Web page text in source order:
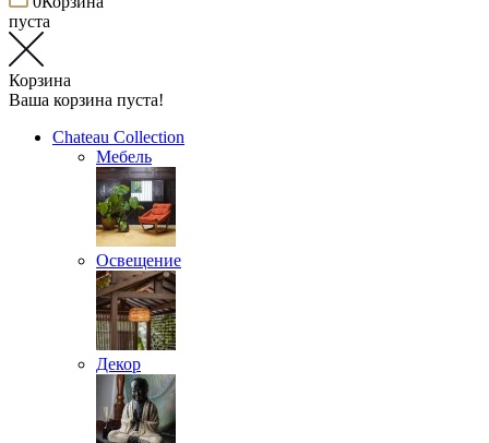
пуста
Корзина
Ваша корзина пуста!
Chateau Collection
Мебель
Освещение
Декор